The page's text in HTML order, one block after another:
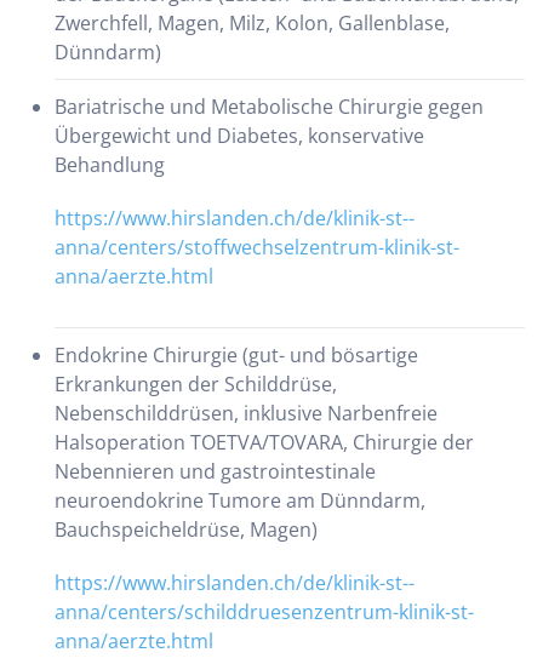
Zwerchfell, Magen, Milz, Kolon, Gallenblase,
Dünndarm)
Bariatrische und Metabolische Chirurgie gegen
Übergewicht und Diabetes, konservative
Behandlung
https://www.hirslanden.ch/de/klinik-st--
anna/centers/stoffwechselzentrum-klinik-st-
anna/aerzte.html
Endokrine Chirurgie (gut- und bösartige
Erkrankungen der Schilddrüse,
Nebenschilddrüsen, inklusive Narbenfreie
Halsoperation TOETVA/TOVARA, Chirurgie der
Nebennieren und gastrointestinale
neuroendokrine Tumore am Dünndarm,
Bauchspeicheldrüse, Magen)
https://www.hirslanden.ch/de/klinik-st--
anna/centers/schilddruesenzentrum-klinik-st-
anna/aerzte.html